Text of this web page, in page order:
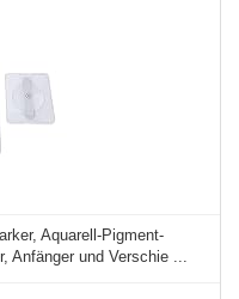
Aquarell-Pigment-
Anfänger und Verschie ...